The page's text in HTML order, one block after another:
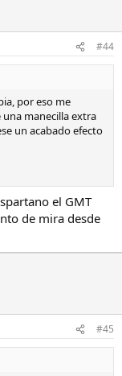
#44
por eso me
manecilla extra
un acabado efecto
el GMT
de mira desde
#45